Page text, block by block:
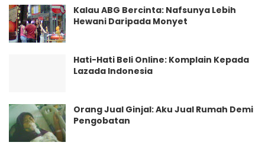
Kalau ABG Bercinta: Nafsunya Lebih
Hewani Daripada Monyet
Hati-Hati Beli Online: Komplain Kepada
Lazada Indonesia
Orang Jual Ginjal: Aku Jual Rumah Demi
Pengobatan